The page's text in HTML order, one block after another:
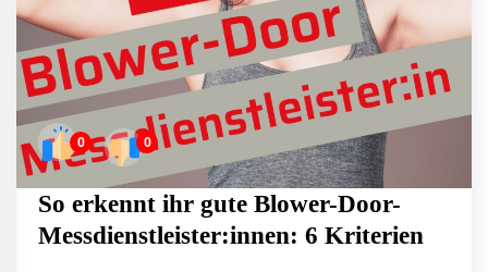
0 0
So erkennt ihr gute Blower-Door-
Messdienstleister:innen: 6 Kriterien